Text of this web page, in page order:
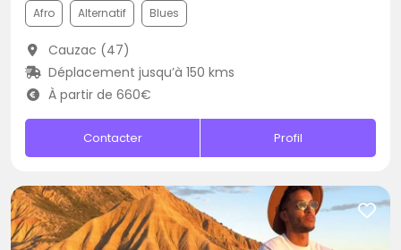
Afro Alternatif Blues
Cauzac (47)
Déplacement jusqu’à 150 kms
À partir de 660€
Contacter Profil